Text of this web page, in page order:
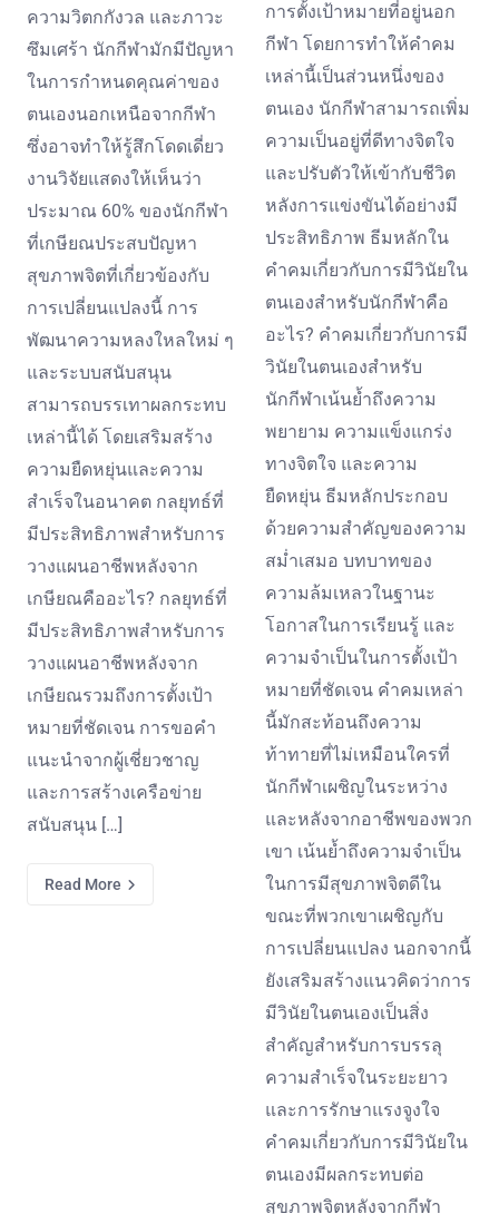
ความวิตกกังวล และภาวะ
ซึมเศร้า นักกีฬามักมีปัญหา
ในการกำหนดคุณค่าของ
ตนเองนอกเหนือจากกีฬา
ซึ่งอาจทำให้รู้สึกโดดเดี่ยว
งานวิจัยแสดงให้เห็นว่า
ประมาณ 60% ของนักกีฬา
ที่เกษียณประสบปัญหา
สุขภาพจิตที่เกี่ยวข้องกับ
การเปลี่ยนแปลงนี้ การ
พัฒนาความหลงใหลใหม่ ๆ
และระบบสนับสนุน
สามารถบรรเทาผลกระทบ
เหล่านี้ได้ โดยเสริมสร้าง
ความยืดหยุ่นและความ
สำเร็จในอนาคต กลยุทธ์ที่
มีประสิทธิภาพสำหรับการ
วางแผนอาชีพหลังจาก
เกษียณคืออะไร? กลยุทธ์ที่
มีประสิทธิภาพสำหรับการ
วางแผนอาชีพหลังจาก
เกษียณรวมถึงการตั้งเป้า
หมายที่ชัดเจน การขอคำ
แนะนำจากผู้เชี่ยวชาญ
และการสร้างเครือข่าย
สนับสนุน […]
Read More
การตั้งเป้าหมายที่อยู่นอก
กีฬา โดยการทำให้คำคม
เหล่านี้เป็นส่วนหนึ่งของ
ตนเอง นักกีฬาสามารถเพิ่ม
ความเป็นอยู่ที่ดีทางจิตใจ
และปรับตัวให้เข้ากับชีวิต
หลังการแข่งขันได้อย่างมี
ประสิทธิภาพ ธีมหลักใน
คำคมเกี่ยวกับการมีวินัยใน
ตนเองสำหรับนักกีฬาคือ
อะไร? คำคมเกี่ยวกับการมี
วินัยในตนเองสำหรับ
นักกีฬาเน้นย้ำถึงความ
พยายาม ความแข็งแกร่ง
ทางจิตใจ และความ
ยืดหยุ่น ธีมหลักประกอบ
ด้วยความสำคัญของความ
สม่ำเสมอ บทบาทของ
ความล้มเหลวในฐานะ
โอกาสในการเรียนรู้ และ
ความจำเป็นในการตั้งเป้า
หมายที่ชัดเจน คำคมเหล่า
นี้มักสะท้อนถึงความ
ท้าทายที่ไม่เหมือนใครที่
นักกีฬาเผชิญในระหว่าง
และหลังจากอาชีพของพวก
เขา เน้นย้ำถึงความจำเป็น
ในการมีสุขภาพจิตดีใน
ขณะที่พวกเขาเผชิญกับ
การเปลี่ยนแปลง นอกจากนี้
ยังเสริมสร้างแนวคิดว่าการ
มีวินัยในตนเองเป็นสิ่ง
สำคัญสำหรับการบรรลุ
ความสำเร็จในระยะยาว
และการรักษาแรงจูงใจ
คำคมเกี่ยวกับการมีวินัยใน
ตนเองมีผลกระทบต่อ
สุขภาพจิตหลังจากกีฬา